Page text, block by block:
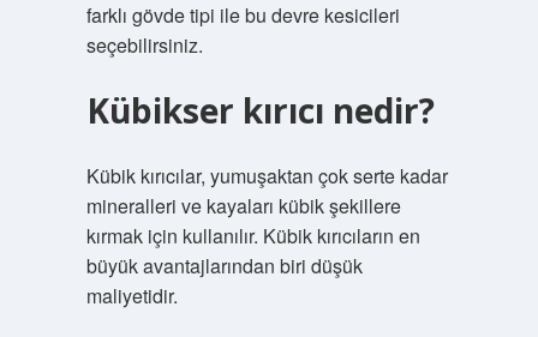
farklı gövde tipi ile bu devre kesicileri
seçebilirsiniz.
Kübikser kırıcı nedir?
Kübik kırıcılar, yumuşaktan çok serte kadar
mineralleri ve kayaları kübik şekillere
kırmak için kullanılır. Kübik kırıcıların en
büyük avantajlarından biri düşük
maliyetidir.